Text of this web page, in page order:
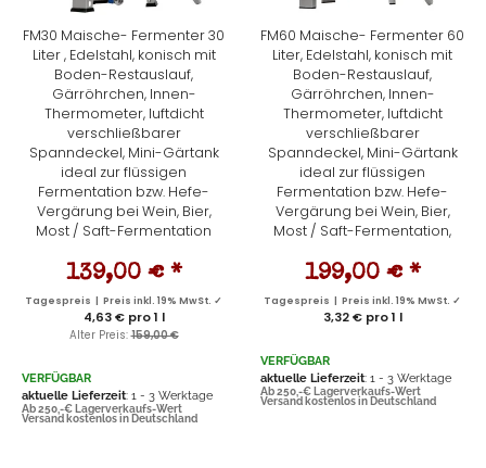
FM30 Maische- Fermenter 30
Liter , Edelstahl, konisch mit
Boden-Restauslauf,
Gärröhrchen, Innen-
Thermometer, luftdicht
verschließbarer
Spanndeckel, Mini-Gärtank
ideal zur flüssigen
Fermentation bzw. Hefe-
Vergärung bei Wein, Bier,
Most / Saft-Fermentation
139,00 € *
Tagespreis | Preis inkl. 19% MwSt. ✓
4,63 € pro 1 l
Alter Preis:159,00 €
VERFÜGBAR
aktuelle Lieferzeit: 1 - 3 Werktage
Ab 250,-€ Lagerverkaufs-Wert
Versand kostenlos in Deutschland
FM60 Maische- Fermenter 60
Liter, Edelstahl, konisch mit
Boden-Restauslauf,
Gärröhrchen, Innen-
Thermometer, luftdicht
verschließbarer
Spanndeckel, Mini-Gärtank
ideal zur flüssigen
Fermentation bzw. Hefe-
Vergärung bei Wein, Bier,
Most / Saft-Fermentation,
199,00 € *
Tagespreis | Preis inkl. 19% MwSt. ✓
3,32 € pro 1 l
VERFÜGBAR
aktuelle Lieferzeit: 1 - 3 Werktage
Ab 250,-€ Lagerverkaufs-Wert
Versand kostenlos in Deutschland